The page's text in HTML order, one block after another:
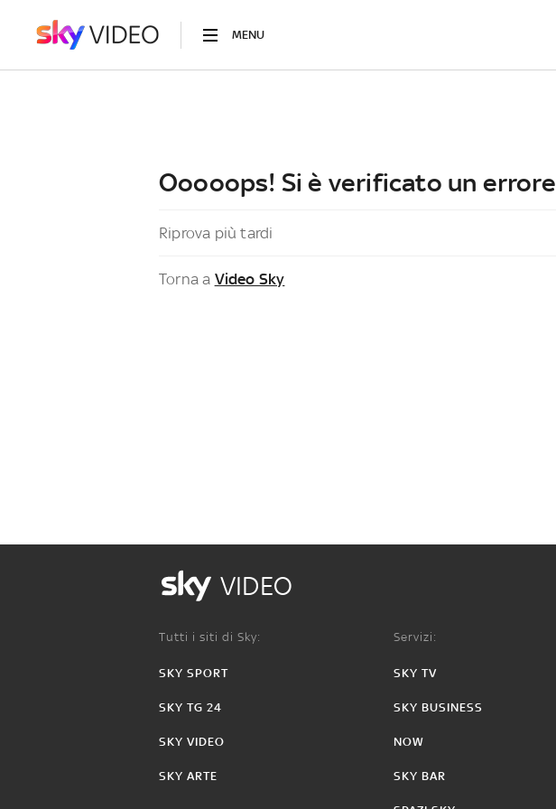
MENU
Ooooops! Si è verificato un errore
Riprova più tardi
Torna a Video Sky
VIDEO
Tutti i siti di Sky:
SKY SPORT
SKY TG 24
SKY VIDEO
SKY ARTE
Servizi:
SKY TV
SKY BUSINESS
NOW
SKY BAR